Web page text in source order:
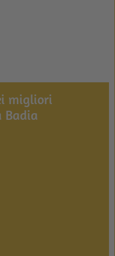
migliori
Badia